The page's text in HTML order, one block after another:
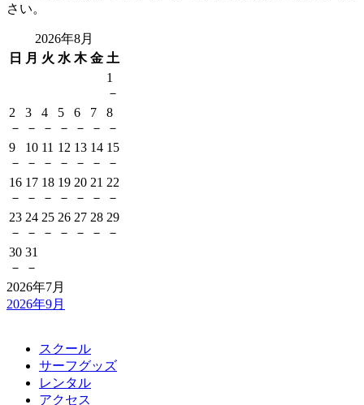
さい。
2026年8月
日
月 火 水 木 金 土
1
－
2
－
3
－
4
－
5
－
6
－
7
－
8
－
9
－
10
－
11
－
12
－
13
－
14
－
15
－
16
－
17
－
18
－
19
－
20
－
21
－
22
－
23
－
24
－
25
－
26
－
27
－
28
－
29
－
30
－
31
－
2026年7月
2026年9月
スクール
サーフグッズ
レンタル
アクセス